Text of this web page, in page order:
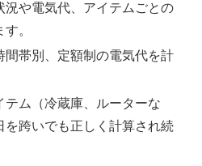
況や電気代、アイテムごとの
。
間帯別、定額制の電気代を計
テム（冷蔵庫、ルーターな
を跨いでも正しく計算され続